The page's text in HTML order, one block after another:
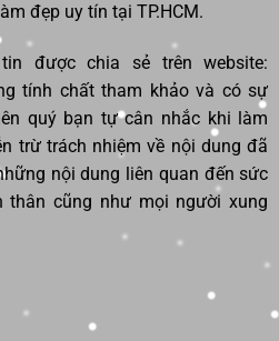
đẹp uy tín tại TP.HCM.
được chia sẻ trên website:
tính chất tham khảo và có sự
quý bạn tự cân nhắc khi làm
trừ trách nhiệm về nội dung đã
nội dung liên quan đến sức
thân cũng như mọi người xung